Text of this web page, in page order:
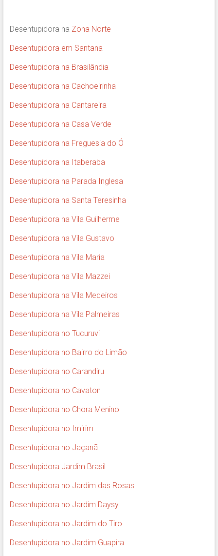
Desentupidora na Zona Norte
Desentupidora em Santana
Desentupidora na Brasilândia
Desentupidora na Cachoeirinha
Desentupidora na Cantareira
Desentupidora na Casa Verde
Desentupidora na Freguesia do Ó
Desentupidora na Itaberaba
Desentupidora na Parada Inglesa
Desentupidora na Santa Teresinha
Desentupidora na Vila Guilherme
Desentupidora na Vila Gustavo
Desentupidora na Vila Maria
Desentupidora na Vila Mazzei
Desentupidora na Vila Medeiros
Desentupidora na Vila Palmeiras
Desentupidora no Tucuruvi
Desentupidora no Bairro do Limão
Desentupidora no Carandiru
Desentupidora no Cavaton
Desentupidora no Chora Menino
Desentupidora no Imirim
Desentupidora no Jaçanã
Desentupidora Jardim Brasil
Desentupidora no Jardim das Rosas
Desentupidora no Jardim Daysy
Desentupidora no Jardim do Tiro
Desentupidora no Jardim Guapira